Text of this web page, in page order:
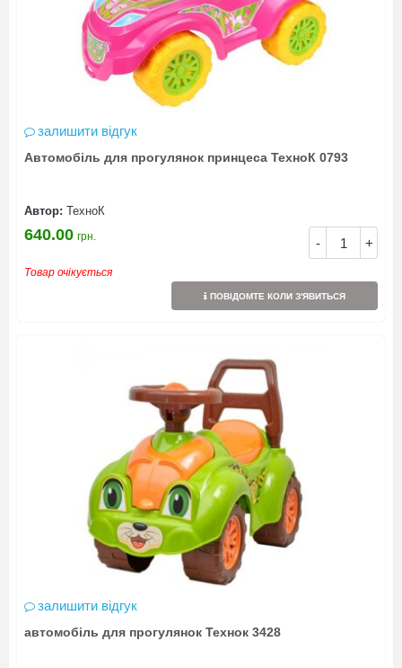
залишити відгук
Автомобіль для прогулянок принцеса ТехноК 0793
Автор: ТехноК
- +
640.00 грн.
Товар очікується
ПОВІДОМТЕ КОЛИ З'ЯВИТЬСЯ
залишити відгук
автомобіль для прогулянок Технок 3428